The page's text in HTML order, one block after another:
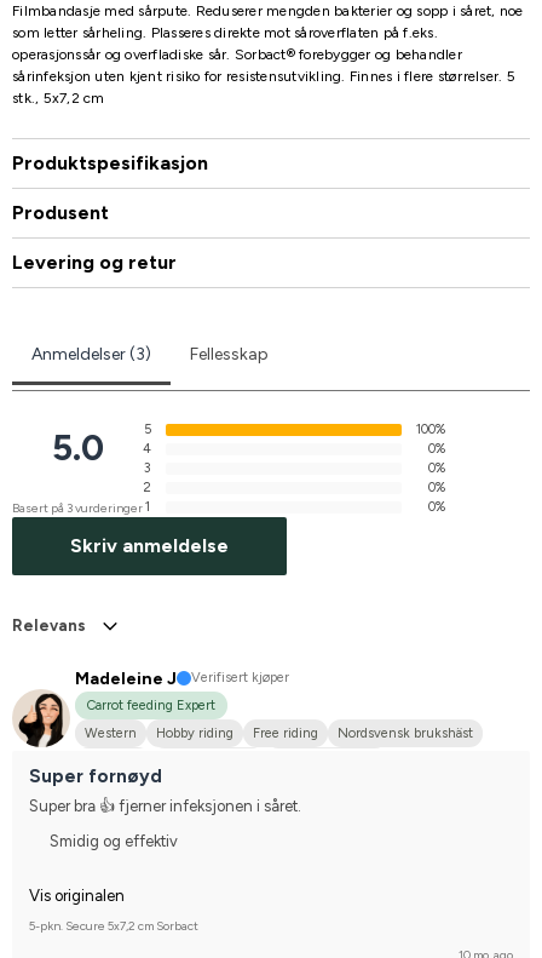
Filmbandasje med sårpute. Reduserer mengden bakterier og sopp i såret, noe
som letter sårheling. Plasseres direkte mot såroverflaten på f.eks.
operasjonssår og overfladiske sår. Sorbact® forebygger og behandler
sårinfeksjon uten kjent risiko for resistensutvikling. Finnes i flere størrelser. 5
stk., 5x7,2 cm
Produktspesifikasjon
Produsent
Levering og retur
Anmeldelser (3) Fellesskap
5.0
Basert på 3 vurderinger
5
100%
4
0%
3
0%
2
0%
1
0%
Skriv anmeldelse
Relevans
Madeleine J
Verifisert kjøper
Carrot feeding Expert
Western
Hobby riding Free riding
Nordsvensk brukshäst
Super fornøyd
Super bra 👍 fjerner infeksjonen i såret.
Smidig og effektiv
Vis originalen
5-pkn. Secure 5x7,2 cm Sorbact